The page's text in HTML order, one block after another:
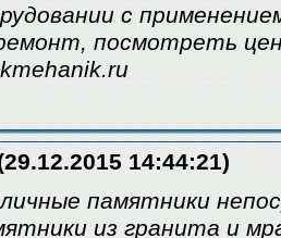
с
посмотреть
14:44:21)
памятники
из гранита и